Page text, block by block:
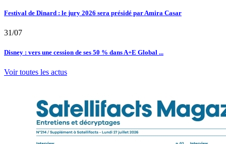
Festival de Dinard : le jury 2026 sera présidé par Amira Casar
31/07
Disney : vers une cession de ses 50 % dans A+E Global ...
Voir toutes les actus